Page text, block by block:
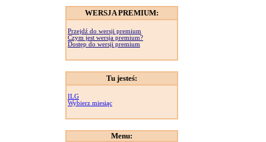
WERSJA PREMIUM:
Przejdź do wersji premium
Czym jest wersja premium?
Dostęp do wersji premium
Tu jesteś:
ILG
Wybierz miesiąc
Menu: